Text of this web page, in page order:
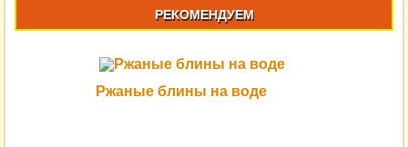
РЕКОМЕНДУЕМ
Ржаные блины на воде